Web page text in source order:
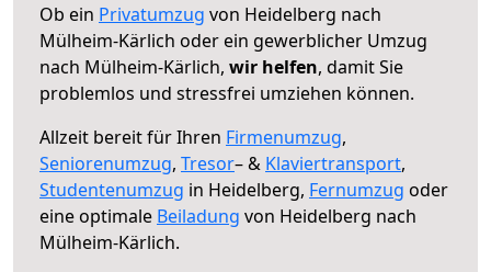
Ob ein Privatumzug von Heidelberg nach
Mülheim-Kärlich oder ein gewerblicher Umzug
nach Mülheim-Kärlich, wir helfen, damit Sie
problemlos und stressfrei umziehen können.
Allzeit bereit für Ihren Firmenumzug,
Seniorenumzug, Tresor– & Klaviertransport,
Studentenumzug in Heidelberg, Fernumzug oder
eine optimale Beiladung von Heidelberg nach
Mülheim-Kärlich.